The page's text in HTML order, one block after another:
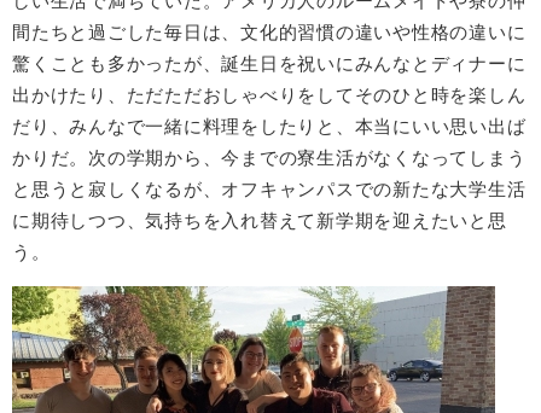
間たちと過ごした毎日は、文化的習慣の違いや性格の違いに
驚くことも多かったが、誕生日を祝いにみんなとディナーに
出かけたり、ただただおしゃべりをしてそのひと時を楽しん
だり、みんなで一緒に料理をしたりと、本当にいい思い出ば
かりだ。次の学期から、今までの寮生活がなくなってしまう
と思うと寂しくなるが、オフキャンパスでの新たな大学生活
に期待しつつ、気持ちを入れ替えて新学期を迎えたいと思
う。